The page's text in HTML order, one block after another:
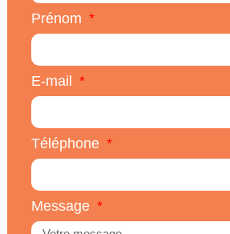
Prénom
E-mail
Téléphone
Message